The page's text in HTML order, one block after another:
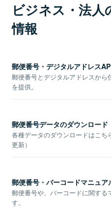
ビジネス・法
情報
郵便番号・デジタルアドレス
郵便番号とデジタルアドレスから
を提供。
郵便番号データのダウンロード
各種データのダウンロードはこち
更新）
郵便番号・バーコードマニュア
郵便番号や、バーコードに関する
す。